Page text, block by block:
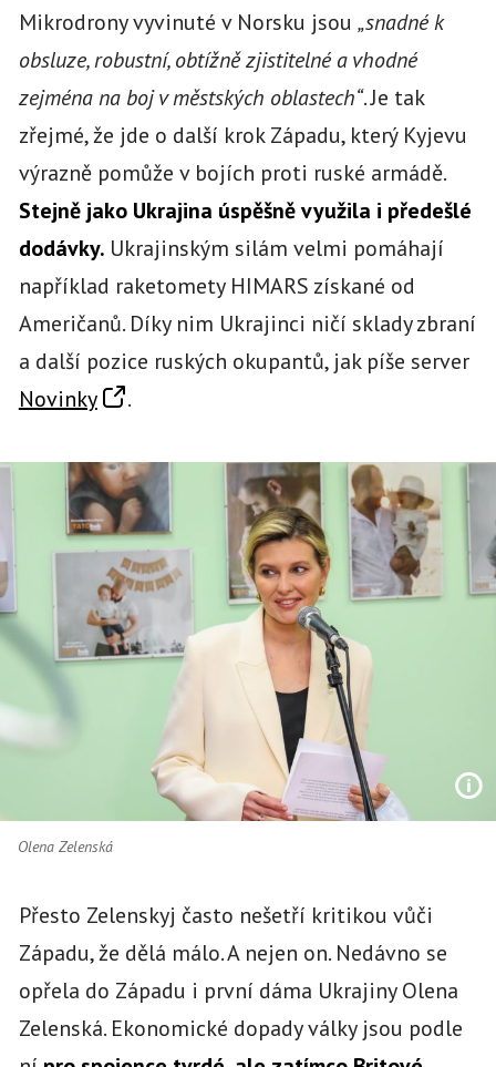
Mikrodrony vyvinuté v Norsku jsou „snadné k
obsluze, robustní, obtížně zjistitelné a vhodné
zejména na boj v městských oblastech“. Je tak
zřejmé, že jde o další krok Západu, který Kyjevu
výrazně pomůže v bojích proti ruské armádě.
Stejně jako Ukrajina úspěšně využila i předešlé
dodávky. Ukrajinským silám velmi pomáhají
například raketomety HIMARS získané od
Američanů. Díky nim Ukrajinci ničí sklady zbraní
a další pozice ruských okupantů, jak píše server
Novinky
.
Olena Zelenská
Přesto Zelenskyj často nešetří kritikou vůči
Západu, že dělá málo. A nejen on. Nedávno se
opřela do Západu i první dáma Ukrajiny Olena
Zelenská. Ekonomické dopady války jsou podle